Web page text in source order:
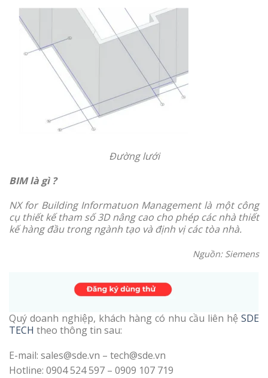
Đường lưới
BIM là gì ?
NX for Building Informatuon Management là một công
cụ thiết kế tham số 3D nâng cao cho phép các nhà thiết
kế hàng đầu trong ngành tạo và định vị các tòa nhà.
Nguồn: Siemens
Quý doanh nghiệp, khách hàng có nhu cầu liên hệ SDE
TECH theo thông tin sau:
E-mail: sales@sde.vn – tech@sde.vn
Hotline: 0904 524 597 – 0909 107 719